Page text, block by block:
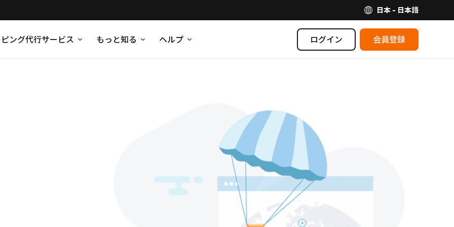
日本 - 日本語
ング代行サービス もっと知る ヘルプ ログイン 会員登録